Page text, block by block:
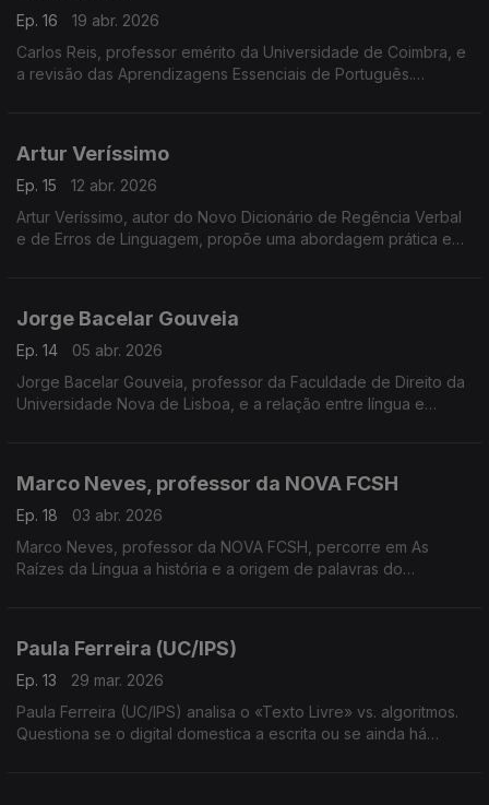
Ep. 16
19 abr. 2026
Carlos Reis, professor emérito da Universidade de Coimbra, e
a revisão das Aprendizagens Essenciais de Português.
Artur Veríssimo
Ep. 15
12 abr. 2026
Artur Veríssimo, autor do Novo Dicionário de Regência Verbal
e de Erros de Linguagem, propõe uma abordagem prática e
Jorge Bacelar Gouveia
Ep. 14
05 abr. 2026
Jorge Bacelar Gouveia, professor da Faculdade de Direito da
Universidade Nova de Lisboa, e a relação entre língua e
Marco Neves, professor da NOVA FCSH
Ep. 18
03 abr. 2026
Marco Neves, professor da NOVA FCSH, percorre em As
Raízes da Língua a história e a origem de palavras do
Paula Ferreira (UC/IPS)
Ep. 13
29 mar. 2026
Paula Ferreira (UC/IPS) analisa o «Texto Livre» vs. algoritmos.
Questiona se o digital domestica a escrita ou se ainda há